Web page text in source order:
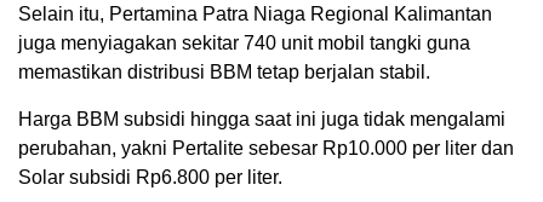
Selain itu, Pertamina Patra Niaga Regional Kalimantan
juga menyiagakan sekitar 740 unit mobil tangki guna
memastikan distribusi BBM tetap berjalan stabil.
Harga BBM subsidi hingga saat ini juga tidak mengalami
perubahan, yakni Pertalite sebesar Rp10.000 per liter dan
Solar subsidi Rp6.800 per liter.